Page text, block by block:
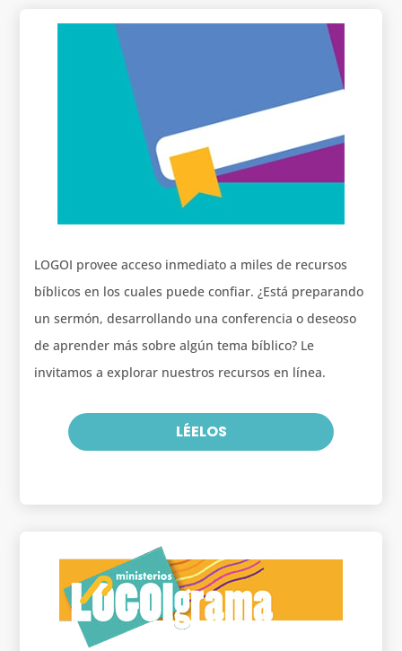
LOGOI provee acceso inmediato a miles de recursos
bíblicos en los cuales puede confiar. ¿Está preparando
un sermón, desarrollando una conferencia o deseoso
de aprender más sobre algún tema bíblico? Le
invitamos a explorar nuestros recursos en línea.
LÉELOS